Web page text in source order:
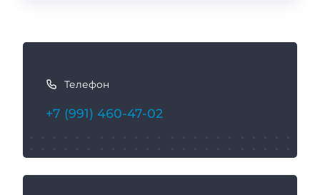
з
а
Телефон
+7 (991) 460-47-02